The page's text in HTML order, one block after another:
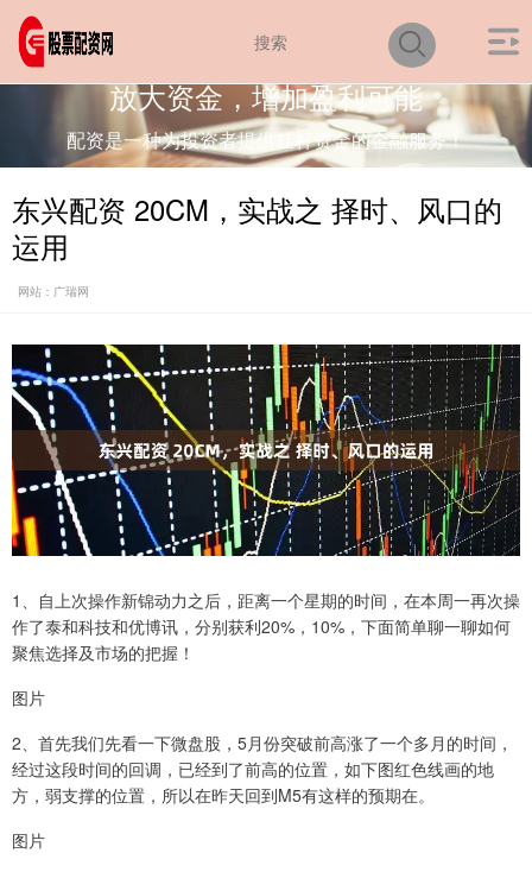
放大资金，增加盈利可能
配资是一种为投资者提供杠杆资金的金融服务！
东兴配资 20CM，实战之 择时、风口的
运用
网站：广瑞网
1、自上次操作新锦动力之后，距离一个星期的时间，在本周一再次操
作了泰和科技和优博讯，分别获利20%，10%，下面简单聊一聊如何
聚焦选择及市场的把握！
图片
2、首先我们先看一下微盘股，5月份突破前高涨了一个多月的时间，
经过这段时间的回调，已经到了前高的位置，如下图红色线画的地
方，弱支撑的位置，所以在昨天回到M5有这样的预期在。
图片